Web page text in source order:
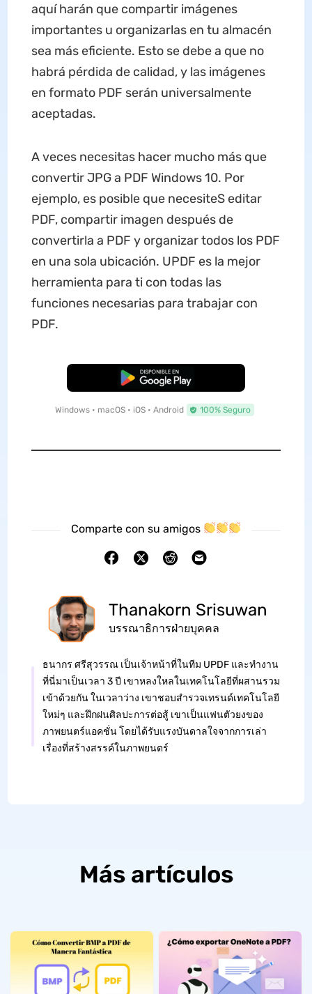
aquí harán que compartir imágenes
importantes u organizarlas en tu almacén
sea más eficiente. Esto se debe a que no
habrá pérdida de calidad, y las imágenes
en formato PDF serán universalmente
aceptadas.
A veces necesitas hacer mucho más que
convertir JPG a PDF Windows 10. Por
ejemplo, es posible que necesiteS editar
PDF, compartir imagen después de
convertirla a PDF y organizar todos los PDF
en una sola ubicación. UPDF es la mejor
herramienta para ti con todas las
funciones necesarias para trabajar con
PDF.
Descarga Gratuita
Windows • macOS • iOS • Android 100% Seguro
Comparte con su amigos
Thanakorn Srisuwan
บรรณาธิการฝ่ายบุคคล
ธนากร ศรีสุวรรณ เป็นเจ้าหน้าที่ในทีม UPDF และทำงาน
ที่นี่มาเป็นเวลา 3 ปี เขาหลงใหลในเทคโนโลยีที่ผสานรวม
เข้าด้วยกัน ในเวลาว่าง เขาชอบสำรวจเทรนด์เทคโนโลยี
ใหม่ๆ และฝึกฝนศิลปะการต่อสู้ เขาเป็นแฟนตัวยงของ
ภาพยนตร์แอคชั่น โดยได้รับแรงบันดาลใจจากการเล่า
เรื่องที่สร้างสรรค์ในภาพยนตร์
Más artículos